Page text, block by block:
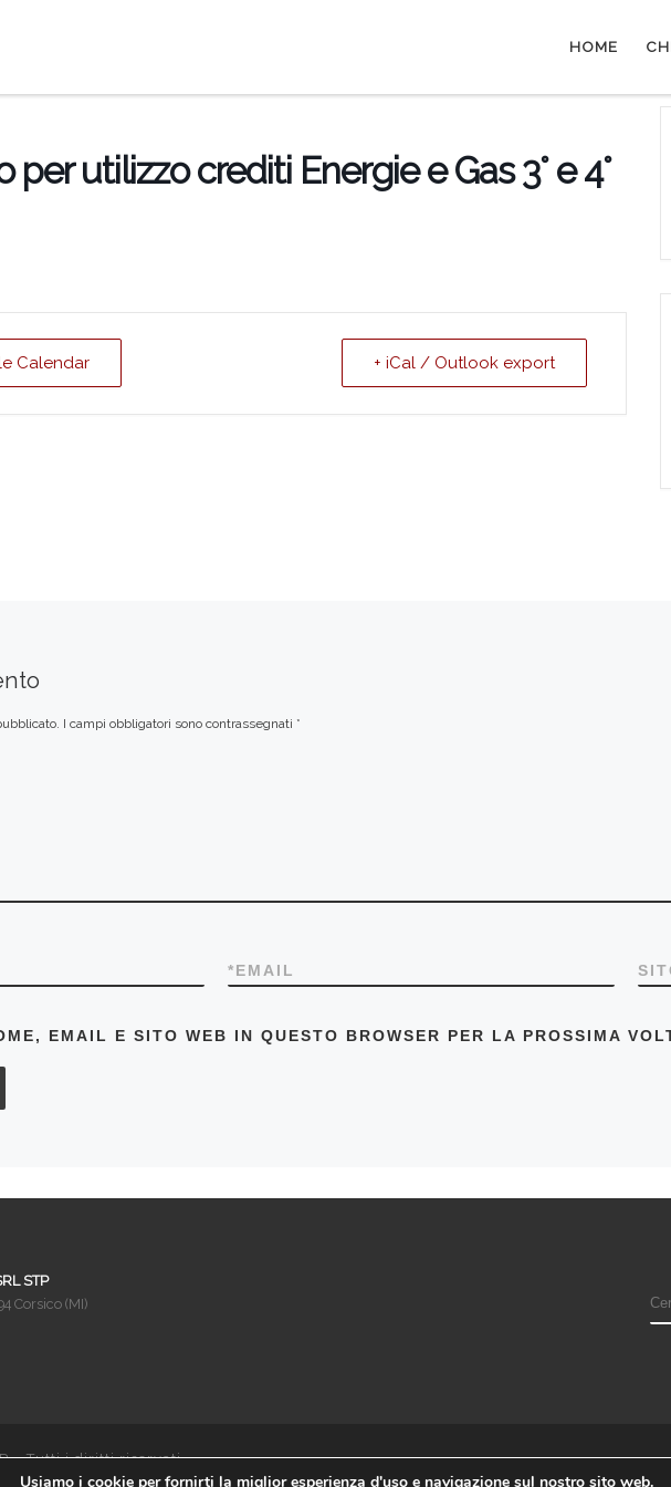
HOME
utilizzo crediti Energie e Gas 3° e 4°
Calendar + iCal / Outlook export
I campi obbligatori sono contrassegnati *
EMAIL
*
EMAIL E SITO WEB IN QUESTO BROWSER PER LA PROSSIMA
STP
Corsico (MI)
– Tutti i diritti riservati
Usiamo i cookie per fornirti la miglior esperienza d'uso e navigazione sul nostro sito web.